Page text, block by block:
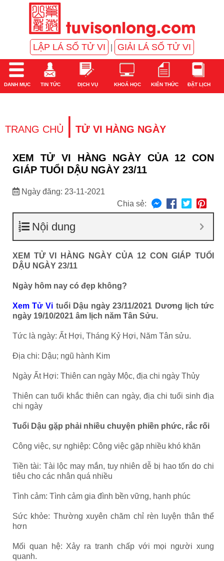
LẬP LÁ SỐ TỬ VI GIẢI LÁ SỐ TỬ VI
DANH MỤC TIN TỨC DỊCH VỤ KHOÁ HỌC KIẾN THỨC ĐẶT LỊCH
TRANG CHỦ | TỬ VI HÀNG NGÀY
XEM TỬ VI HÀNG NGÀY CỦA 12 CON
GIÁP TUỔI DẬU NGÀY 23/11
Ngày đăng: 23-11-2021
Chia sẻ:
Nội dung
XEM TỬ VI HÀNG NGÀY CỦA 12 CON GIÁP TUỔI
DẬU NGÀY 23/11
Ngày hôm nay có đẹp không?
Xem Tử Vi tuổi Dậu ngày 23/11/2021 Dương lịch tức
ngày 19/10/2021 âm lịch năm Tân Sửu.
Tức là ngày: Ất Hợi, Tháng Kỷ Hợi, Năm Tân sửu.
Địa chi: Dậu; ngũ hành Kim
Ngày Ất Hợi: Thiên can ngày Mộc, địa chi ngày Thủy
Thiên can tuổi khắc thiên can ngày, địa chi tuổi sinh địa
chi ngày
Tuổi Dậu gặp phải nhiều chuyện phiền phức, rắc rối
Công việc, sự nghiệp: Công việc gặp nhiều khó khăn
Tiền tài: Tài lộc may mắn, tuy nhiên dễ bị hao tốn do chi
tiêu cho các nhân quá nhiều
Tình cảm: Tình cảm gia đình bền vững, hạnh phúc
Sức khỏe: Thường xuyên chăm chỉ rèn luyện thân thể
hơn
Mối quan hệ: Xảy ra tranh chấp với mọi người xung
quanh.